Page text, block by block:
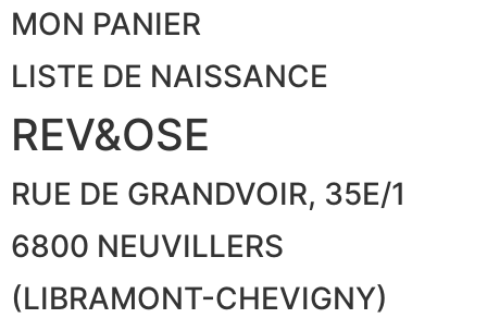
MON PANIER
LISTE DE NAISSANCE
REV&OSE
RUE DE GRANDVOIR, 35E/1
6800 NEUVILLERS
(LIBRAMONT-CHEVIGNY)